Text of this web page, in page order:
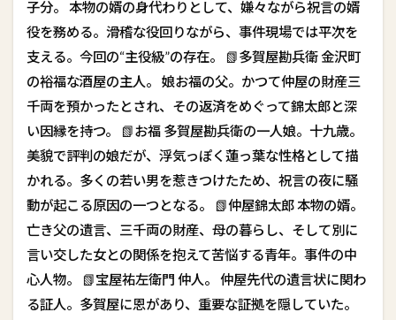
子分。 本物の婿の身代わりとして、嫌々ながら祝言の婿
役を務める。滑稽な役回りながら、事件現場では平次を
支える。今回の“主役級”の存在。 📗多賀屋勘兵衛 金沢町
の裕福な酒屋の主人。 娘お福の父。かつて仲屋の財産三
千両を預かったとされ、その返済をめぐって錦太郎と深
い因縁を持つ。 📗お福 多賀屋勘兵衛の一人娘。十九歳。
美貌で評判の娘だが、浮気っぽく蓮っ葉な性格として描
かれる。多くの若い男を惹きつけたため、祝言の夜に騒
動が起こる原因の一つとなる。 📗仲屋錦太郎 本物の婿。
亡き父の遺言、三千両の財産、母の暮らし、そして別に
言い交した女との関係を抱えて苦悩する青年。事件の中
心人物。 📗宝屋祐左衛門 仲人。 仲屋先代の遺言状に関わ
る証人。多賀屋に恩があり、重要な証拠を隠していた。